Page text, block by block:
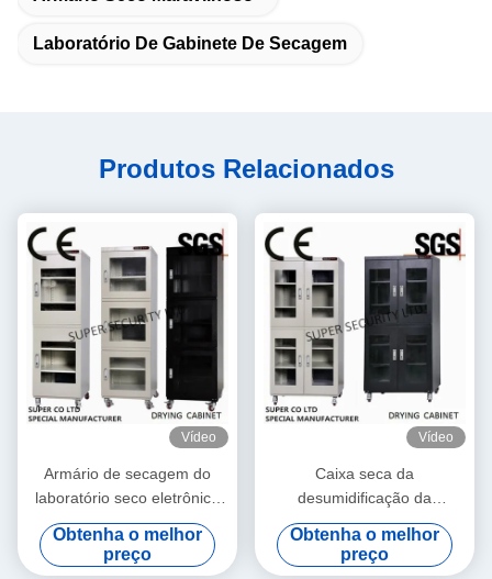
Laboratório De Gabinete De Secagem
Produtos Relacionados
Vídeo
Armário de secagem do
laboratório seco eletrônico
vertical do armário do metal
para DC87183L
Obtenha o melhor
preço
Vídeo
Caixa seca da
desumidificação da
constante/umidade do
armário de Digitas da
câmera
Obtenha o melhor
preço